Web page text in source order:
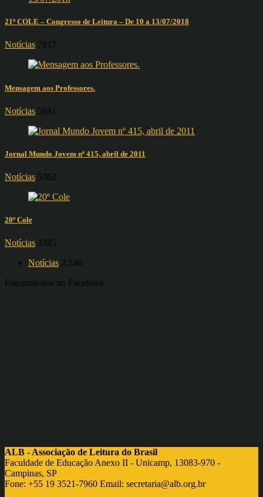
21º COLE – Congresso de Leitura – De 10 a 13/07/2018
Notícias 7817
Mensagem aos Professores.
Notícias 5881
Jornal Mundo Jovem nº 415, abril de 2011
Notícias 5362
20º Cole
Notícias 3345
Notícias 2.146
Encontre-nos no Facebook
ALB - Associação de Leitura do Brasil
Faculdade de Educação Anexo II - Unicamp, 13083-970 -
Campinas, SP
Fone: +55 19 3521-7960 Email: secretaria@alb.org.br